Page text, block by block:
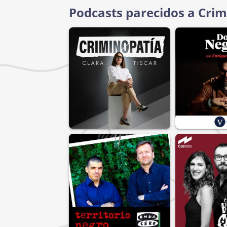
Podcasts parecidos a